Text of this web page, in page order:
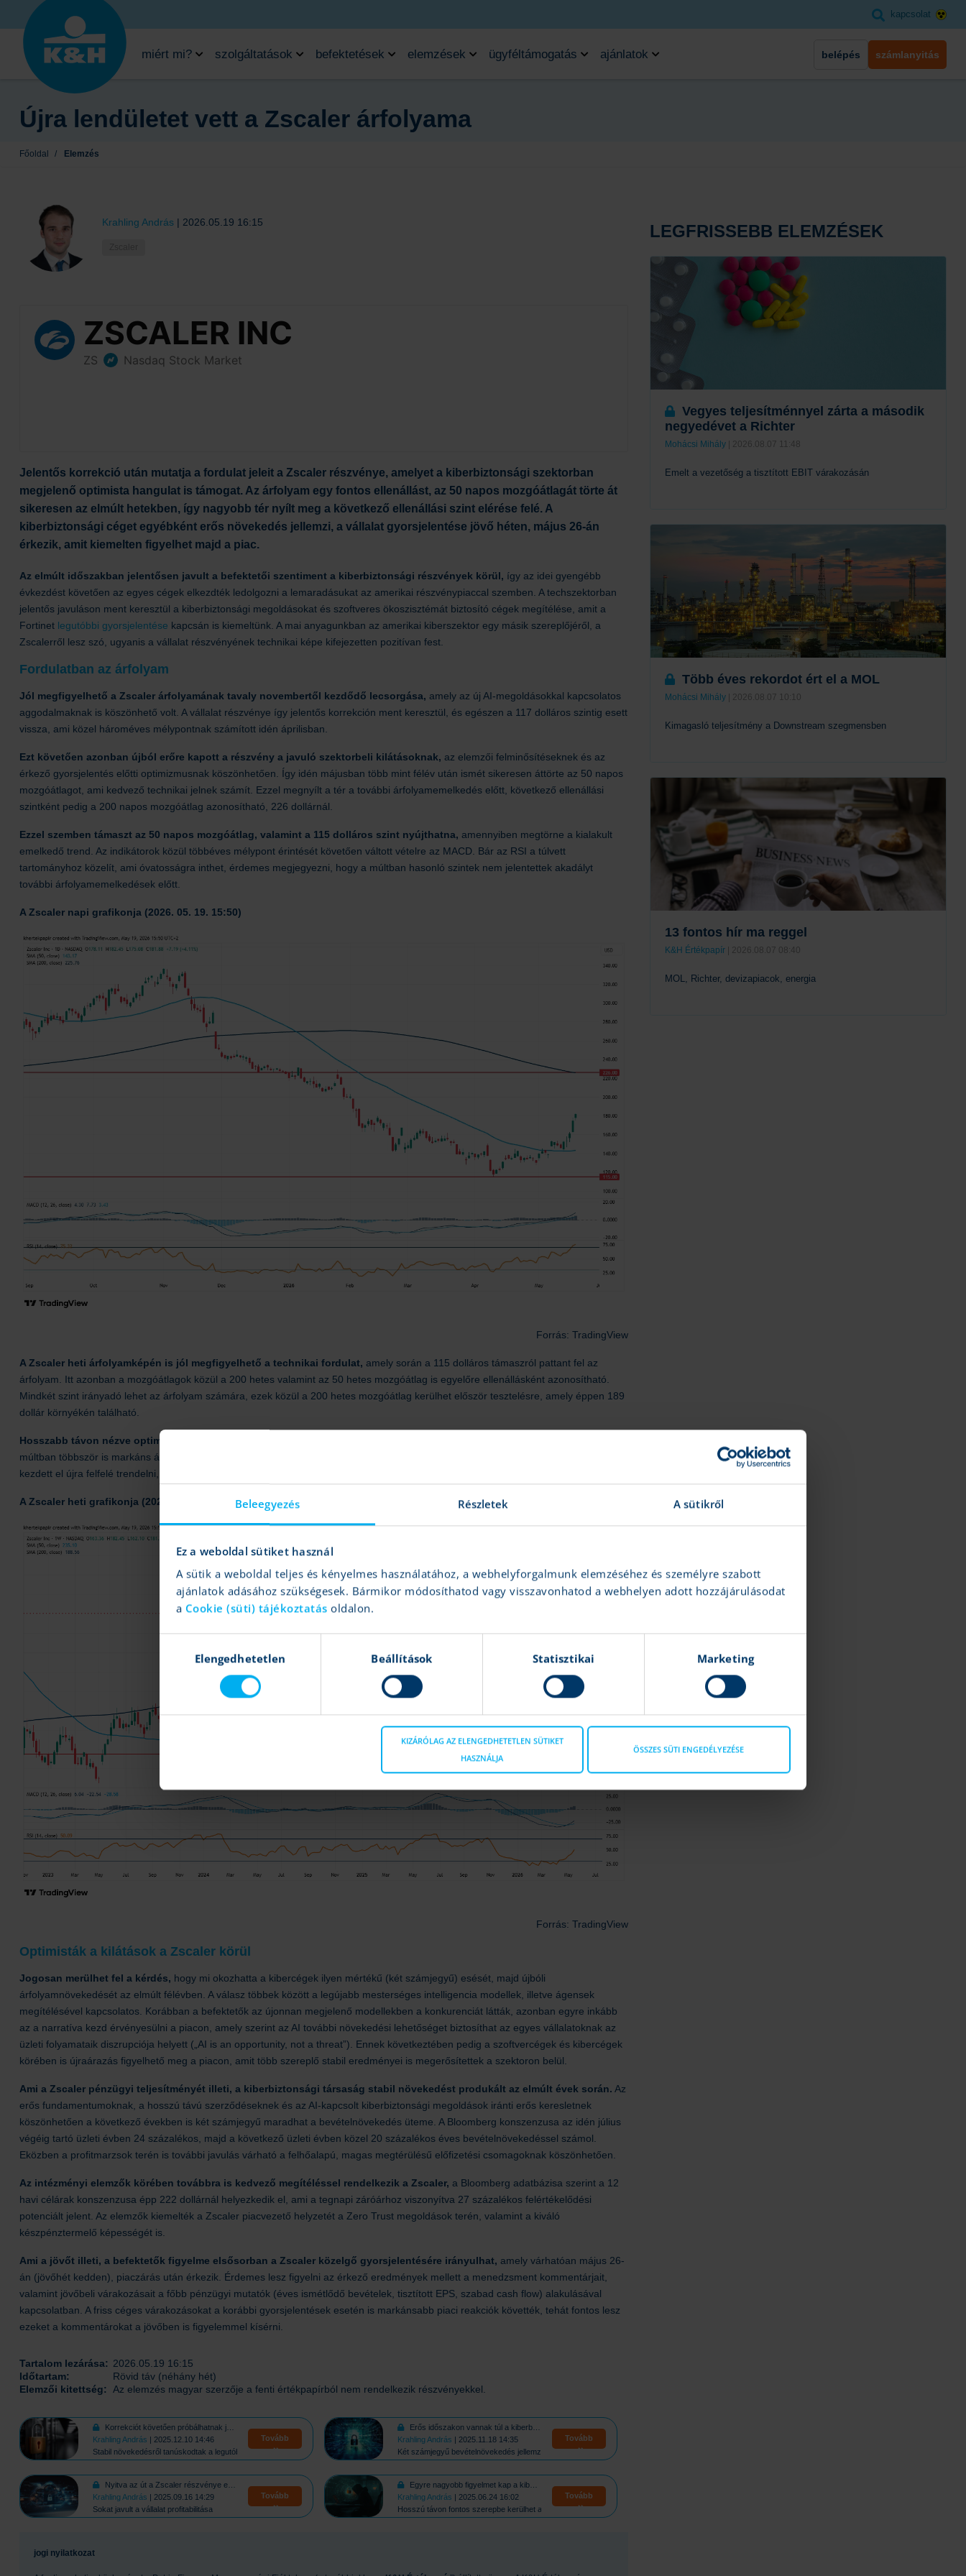
Beleegyezés Részletek A sütikről
Ez a weboldal sütiket használ
A sütik a weboldal teljes és kényelmes használatához, a webhelyforgalmunk elemzéséhez és személyre szabott
ajánlatok adásához szükségesek. Bármikor módosíthatod vagy visszavonhatod a webhelyen adott hozzájárulásodat
a Cookie (süti) tájékoztatás oldalon.
kiválasztásaElengedhetetlen Beállítások Statisztikai Marketing
KIZÁRÓLAG AZ ELENGEDHETETLEN SÜTIKET
HASZNÁLJA
ÖSSZES SÜTI ENGEDÉLYEZÉSE
kapcsolat
miért mi? szolgáltatások befektetések elemzések ügyféltámogatás ajánlatok belépés számlanyitás
Újra lendületet vett a Zscaler árfolyama
Főoldal / Elemzés
Krahling András | 2026.05.19 16:15
Jelentős korrekció után mutatja a fordulat jeleit a Zscaler részvénye, amelyet a kiberbiztonsági szektorban
megjelenő optimista hangulat is támogat. Az árfolyam egy fontos ellenállást, az 50 napos mozgóátlagát törte át
sikeresen az elmúlt hetekben, így nagyobb tér nyílt meg a következő ellenállási szint elérése felé. A
kiberbiztonsági céget egyébként erős növekedés jellemzi, a vállalat gyorsjelentése jövő héten, május 26‑án
érkezik, amit kiemelten figyelhet majd a piac.
Az elmúlt időszakban jelentősen javult a befektetői szentiment a kiberbiztonsági részvények körül, így az idei gyengébb
évkezdést követően az egyes cégek elkezdték ledolgozni a lemaradásukat az amerikai részvénypiaccal szemben. A techszektorban
jelentős javuláson ment keresztül a kiberbiztonsági megoldásokat és szoftveres ökoszisztémát biztosító cégek megítélése, amit a
Fortinet legutóbbi gyorsjelentése kapcsán is kiemeltünk. A mai anyagunkban az amerikai kiberszektor egy másik szereplőjéről, a
Zscalerről lesz szó, ugyanis a vállalat részvényének technikai képe kifejezetten pozitívan fest.
Fordulatban az árfolyam
Jól megfigyelhető a Zscaler árfolyamának tavaly novembertől kezdődő lecsorgása, amely az új AI-megoldásokkal kapcsolatos
aggodalmaknak is köszönhető volt. A vállalat részvénye így jelentős korrekción ment keresztül, és egészen a 117 dolláros szintig esett
vissza, ami közel hároméves mélypontnak számított idén áprilisban.
Ezt követően azonban újból erőre kapott a részvény a javuló szektorbeli kilátásoknak, az elemzői felminősítéseknek és az
érkező gyorsjelentés előtti optimizmusnak köszönhetően. Így idén májusban több mint félév után ismét sikeresen áttörte az 50 napos
mozgóátlagot, ami kedvező technikai jelnek számít. Ezzel megnyílt a tér a további árfolyamemelkedés előtt, következő ellenállási
szintként pedig a 200 napos mozgóátlag azonosítható, 226 dollárnál.
Ezzel szemben támaszt az 50 napos mozgóátlag, valamint a 115 dolláros szint nyújthatna, amennyiben megtörne a kialakult
emelkedő trend. Az indikátorok közül többéves mélypont érintését követően váltott vételre az MACD. Bár az RSI a túlvett
tartományhoz közelít, ami óvatosságra inthet, érdemes megjegyezni, hogy a múltban hasonló szintek nem jelentettek akadályt
további árfolyamemelkedések előtt.
A Zscaler napi grafikonja (2026. 05. 19. 15:50)
Forrás: TradingView
A Zscaler heti árfolyamképén is jól megfigyelhető a technikai fordulat, amely során a 115 dolláros támaszról pattant fel az
árfolyam. Itt azonban a mozgóátlagok közül a 200 hetes valamint az 50 hetes mozgóátlag is egyelőre ellenállásként azonosítható.
Mindkét szint irányadó lehet az árfolyam számára, ezek közül a 200 hetes mozgóátlag kerülhet először tesztelésre, amely éppen 189
dollár környékén található.
Hosszabb távon nézve optimizmust sugallnak a heti indikátorok,
múltban többször is markáns árfolyamemelkedés követett. Az RSI pedig az idei évben soha nem látott túladott szintekre került, innen
kezdett el újra felfelé trendelni, jelenleg semleges zónában jár.
A Zscaler heti grafikonja (2026. 05. 19. 15:51)
Forrás: TradingView
Optimisták a kilátások a Zscaler körül
Jogosan merülhet fel a kérdés, hogy mi okozhatta a kibercégek ilyen mértékű (két számjegyű) esését, majd újbóli
árfolyamnövekedését az elmúlt félévben. A válasz többek között a legújabb mesterséges intelligencia modellek, illetve ágensek
megítélésével kapcsolatos. Korábban a befektetők az újonnan megjelenő modellekben a konkurenciát látták, azonban egyre inkább
az a narratíva kezd érvényesülni a piacon, amely szerint az AI további növekedési lehetőséget biztosíthat az egyes vállalatoknak az
üzleti folyamataik diszrupciója helyett („AI is an opportunity, not a threat”). Ennek következtében pedig a szoftvercégek és kibercégek
körében is újraárazás figyelhető meg a piacon, amit több szereplő stabil eredményei is megerősítettek a szektoron belül.
Ami a Zscaler pénzügyi teljesítményét illeti, a kiberbiztonsági társaság stabil növekedést produkált az elmúlt évek során. Az
erős fundamentumoknak, a hosszú távú szerződéseknek és az AI‑kapcsolt kiberbiztonsági megoldások iránti erős keresletnek
köszönhetően a következő években is két számjegyű maradhat a bevételnövekedés üteme. A Bloomberg konszenzusa az idén július
végéig tartó üzleti évben 24 százalékos, majd a következő üzleti évben közel 20 százalékos éves bevételnövekedéssel számol.
Eközben a profitmarzsok terén is további javulás várható a felhőalapú, magas megtérülésű előfizetési csomagoknak köszönhetően.
Az intézményi elemzők körében továbbra is kedvező megítéléssel rendelkezik a Zscaler, a Bloomberg adatbázisa szerint a 12
havi célárak konszenzusa épp 222 dollárnál helyezkedik el, ami a tegnapi záróárhoz viszonyítva 27 százalékos felértékelődési
potenciált jelent. Az elemzők kiemelték a Zscaler piacvezető helyzetét a Zero Trust megoldások terén, valamint a kiváló
készpénztermelő képességét is.
Ami a jövőt illeti, a befektetők figyelme elsősorban a Zscaler közelgő gyorsjelentésére irányulhat, amely várhatóan május 26-
án (jövőhét kedden), piaczárás után érkezik. Érdemes lesz figyelni az érkező eredmények mellett a menedzsment kommentárjait,
valamint jövőbeli várakozásait a főbb pénzügyi mutatók (éves ismétlődő bevételek, tisztított EPS, szabad cash flow) alakulásával
kapcsolatban. A friss céges várakozásokat a korábbi gyorsjelentések esetén is markánsabb piaci reakciók követték, tehát fontos lesz
ezeket a kommentárokat a jövőben is figyelemmel kísérni.
Tartalom lezárása: 2026.05.19 16:15
Időtartam:
Rövid táv (néhány hét)
Elemzői kitettség:
Az elemzés magyar szerzője a fenti értékpapírból nem rendelkezik részvényekkel.
Korrekciót követően próbálhatnak javítani a kibervédelmi cégek
Krahling András | 2025.12.10 14:46
Stabil növekedésről tanúskodtak a legutóbbi jelentések
Tovább
Erős időszakon vannak túl a kiberbiztonsági cégek
Krahling András | 2025.11.18 14:35
Két számjegyű bevételnövekedés jellemzi a szektort
Tovább
Nyitva az út a Zscaler részvénye előtt
Krahling András | 2025.09.16 14:29
Sokat javult a vállalat profitabilitása
Tovább
Egyre nagyobb figyelmet kap a kiberbiztonság
Krahling András | 2025.06.24 16:02
Hosszú távon fontos szerepbe kerülhet a kiberbiztonsági szektor
Tovább
jogi nyilatkozat
LEGFRISSEBB ELEMZÉSEK
Vegyes teljesítménnyel zárta a második
negyedévet a Richter
Mohácsi Mihály | 2026.08.07 11:48
Emelt a vezetőség a tisztított EBIT várakozásán
Több éves rekordot ért el a MOL
Mohácsi Mihály | 2026.08.07 10:10
Kimagasló teljesítmény a Downstream szegmensben
Tovább
13 fontos hír ma reggel
K&H Értékpapír | 2026.08.07 08:40
MOL, Richter, devizapiacok, energia